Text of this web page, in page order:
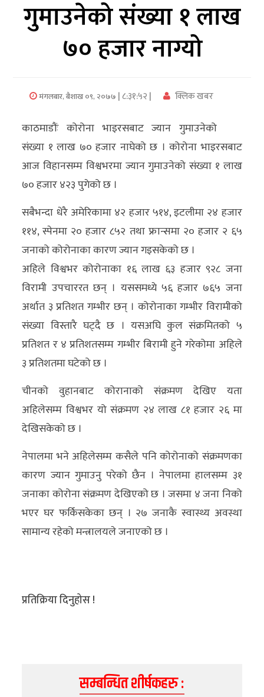
अर्थ/
विज्ञान
अन्तरर्वार्ता
विचार/
ब्लग
खेलकुद
रोचक
अन्य
क्लिक
खबर
विशेष
राशिफल
फोटो
ग्यालरी
गुमाउनेको संख्या १ लाख
७० हजार नाग्यो
मंगलबार, बैशाख ०९, २०७७ | ८:३१:५२ | क्लिक खबर
काठमाडौंः कोरोना भाइरसबाट ज्यान गुमाउनेको
संख्या १ लाख ७० हजार नाघेको छ । कोरोना भाइरसबाट
आज विहानसम्म विश्वभरमा ज्यान गुमाउनेको संख्या १ लाख
७० हजार ४२३ पुगेको छ ।
सबैभन्दा धेरै अमेरिकामा ४२ हजार ५१४, इटलीमा २४ हजार
११४, स्पेनमा २० हजार ८५२ तथा फ्रान्समा २० हजार २ ६५
जनाको कोरोनाका कारण ज्यान गइसकेको छ ।
अहिले विश्वभर कोरोनाका १६ लाख ६३ हजार ९२८ जना
विरामी उपचाररत छन् । यससमध्ये ५६ हजार ७६५ जना
अर्थात ३ प्रतिशत गम्भीर छन् । कोरोनाका गम्भीर विरामीको
संख्या विस्तारै घट्दै छ । यसअघि कुल संक्रमितको ५
प्रतिशत र ४ प्रतिशतसम्म गम्भीर बिरामी हुने गरेकोमा अहिले
३ प्रतिशतमा घटेको छ ।
चीनको वुहानबाट कोरानाको संक्रमण देखिए यता
अहिलेसम्म विश्वभर यो संक्रमण २४ लाख ८१ हजार २६ मा
देखिसकेको छ ।
नेपालमा भने अहिलेसम्म कसैले पनि कोरोनाको संक्रमणका
कारण ज्यान गुमाउनु परेको छैन । नेपालमा हालसम्म ३१
जनाका कोरोना संक्रमण देखिएको छ । जसमा ४ जना निको
भएर घर फर्किसकेका छन् । २७ जनाकै स्वास्थ्य अवस्था
सामान्य रहेको मन्त्रालयले जनाएको छ ।
प्रतिक्रिया दिनुहोस !
सम्बन्धित शीर्षकहरु :